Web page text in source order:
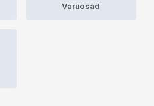
Varuosad